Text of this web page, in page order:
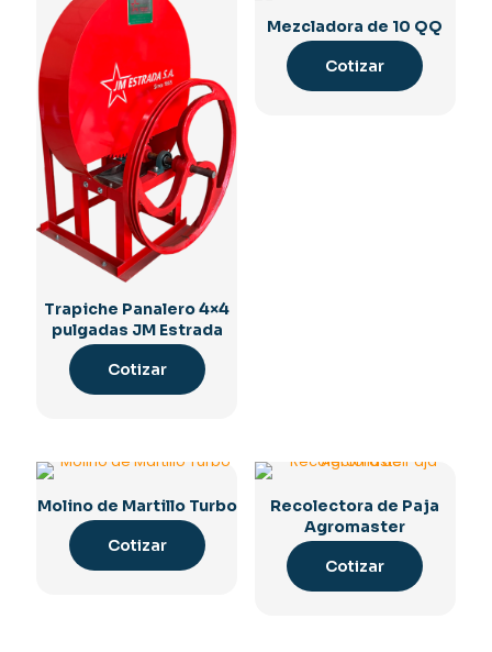
Trapiche Panalero 4×4
pulgadas JM Estrada
Cotizar
Mezcladora de 10 QQ
Cotizar
Molino de Martillo Turbo
Cotizar
Recolectora de Paja
Agromaster
Cotizar